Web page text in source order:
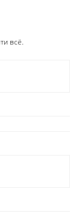
всё.